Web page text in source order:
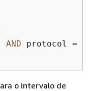
AND protocol =
o intervalo de